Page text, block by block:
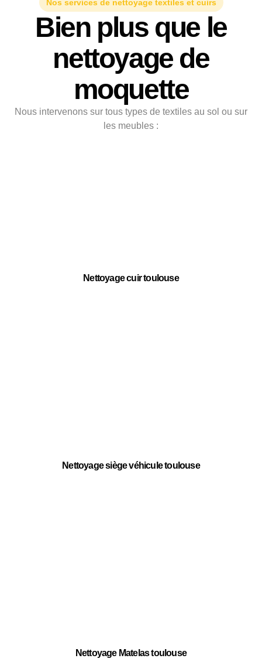
Nos services de nettoyage textiles et cuirs
Bien plus que le
nettoyage de
moquette
Nous intervenons sur tous types de textiles au sol ou sur
les meubles :
Nettoyage cuir toulouse
Nettoyage siège véhicule toulouse
Nettoyage Matelas toulouse